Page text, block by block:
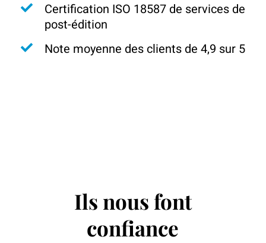
Certification ISO 18587 de services de
post-édition
Note moyenne des clients de 4,9 sur 5
Ils nous font
confiance